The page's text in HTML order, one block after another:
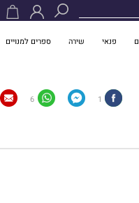
פנאי שירה ספרים למנויים
1
6